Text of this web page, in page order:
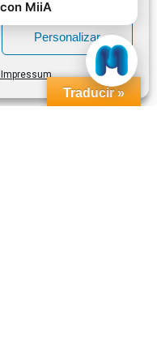
Personalizar
Impressum
Traducir »